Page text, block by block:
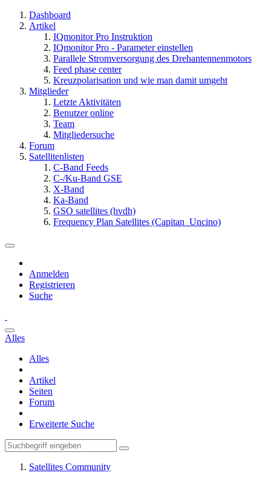
Dashboard
Artikel
IQmonitor Pro Instruktion
IQmonitor Pro - Parameter einstellen
Parallele Stromversorgung des Drehantennenmotors
Feed phase center
Kreuzpolarisation und wie man damit umgeht
Mitglieder
Letzte Aktivitäten
Benutzer online
Team
Mitgliedersuche
Forum
Satellitenlisten
C-Band Feeds
C-/Ku-Band GSE
X-Band
Ka-Band
GSO satellites (hvdh)
Frequency Plan Satellites (Capitan_Uncino)
Anmelden
Registrieren
Suche
Alles
Alles
Artikel
Seiten
Forum
Erweiterte Suche
Satellites Community